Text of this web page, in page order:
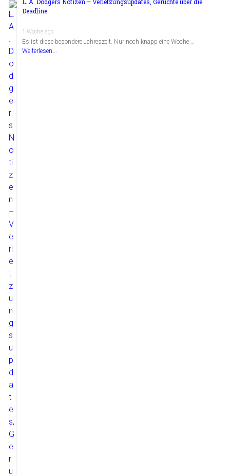
Deadline
1 Woche ago
Es ist diese besondere Jahreszeit. Nur noch knapp eine Woche …
Weiterlesen...